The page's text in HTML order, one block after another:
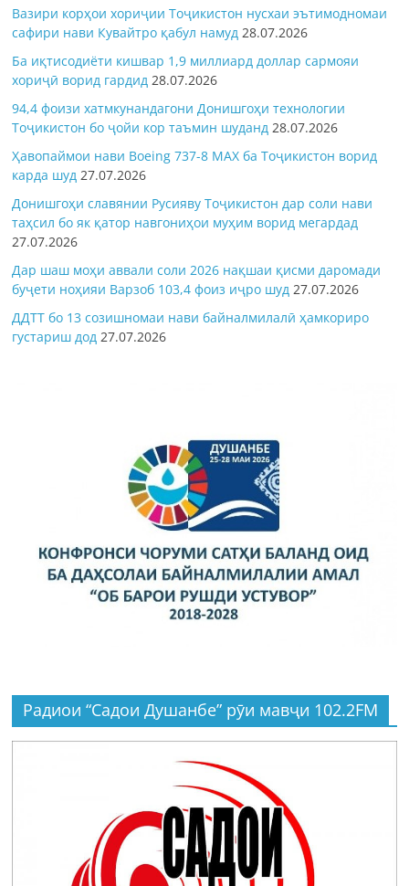
Вазири корҳои хориҷии Тоҷикистон нусхаи эътимодномаи
сафири нави Кувайтро қабул намуд 28.07.2026
Ба иқтисодиёти кишвар 1,9 миллиард доллар сармояи
хориҷӣ ворид гардид 28.07.2026
94,4 фоизи хатмкунандагони Донишгоҳи технологии
Тоҷикистон бо ҷойи кор таъмин шуданд 28.07.2026
Ҳавопаймои нави Boeing 737-8 MAX ба Тоҷикистон ворид
карда шуд 27.07.2026
Донишгоҳи славянии Русияву Тоҷикистон дар соли нави
таҳсил бо як қатор навгониҳои муҳим ворид мегардад
27.07.2026
Дар шаш моҳи аввали соли 2026 нақшаи қисми даромади
буҷети ноҳияи Варзоб 103,4 фоиз иҷро шуд 27.07.2026
ДДТТ бо 13 созишномаи нави байналмилалӣ ҳамкориро
густариш дод 27.07.2026
Радиои “Садои Душанбе” рӯи мавҷи 102.2FM